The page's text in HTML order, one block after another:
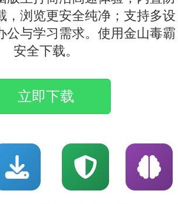
，浏览更安全纯净；支持多设
公与学习需求。使用金山毒霸
安全下载。
立即下载